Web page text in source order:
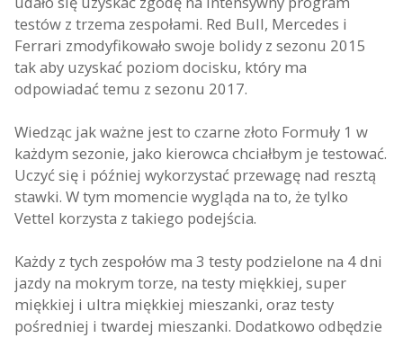
testów z trzema zespołami. Red Bull, Mercedes i
Ferrari zmodyfikowało swoje bolidy z sezonu 2015
tak aby uzyskać poziom docisku, który ma
odpowiadać temu z sezonu 2017.
Wiedząc jak ważne jest to czarne złoto Formuły 1 w
każdym sezonie, jako kierowca chciałbym je testować.
Uczyć się i później wykorzystać przewagę nad resztą
stawki. W tym momencie wygląda na to, że tylko
Vettel korzysta z takiego podejścia.
Każdy z tych zespołów ma 3 testy podzielone na 4 dni
jazdy na mokrym torze, na testy miękkiej, super
miękkiej i ultra miękkiej mieszanki, oraz testy
pośredniej i twardej mieszanki. Dodatkowo odbędzie